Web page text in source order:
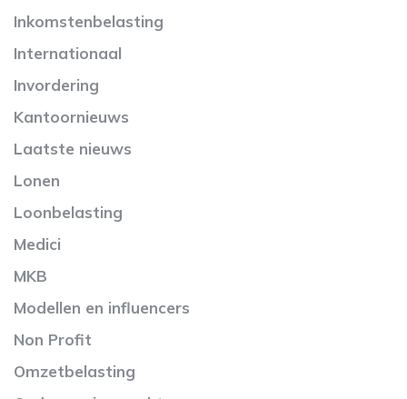
Inkomstenbelasting
Internationaal
Invordering
Kantoornieuws
Laatste nieuws
Lonen
Loonbelasting
Medici
MKB
Modellen en influencers
Non Profit
Omzetbelasting